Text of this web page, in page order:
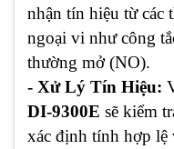
nhận tín hiệu từ các
ngoại vi như công
thường mở (NO).
- Xử Lý Tín Hiệu:
DI-9300E sẽ kiểm
xác định tính hợp lệ